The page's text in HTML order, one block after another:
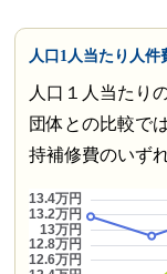
人口1人当たり人
人口１人当たり
団体との比較で
持補修費のいず